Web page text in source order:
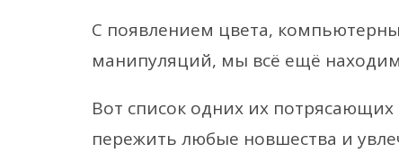
С появлением цвета,
манипуляций, мы всё ещё
Вот список одних их
пережить любые новшества и